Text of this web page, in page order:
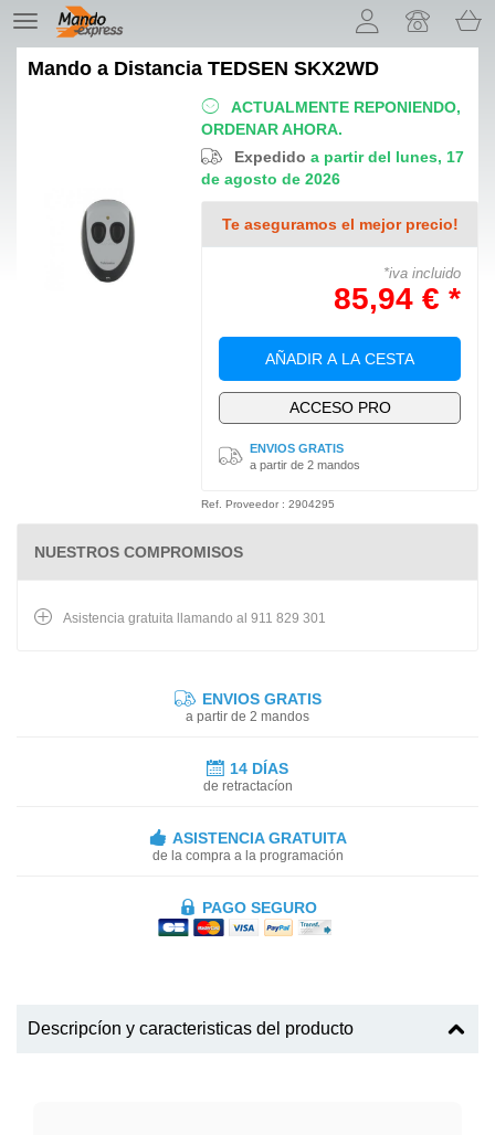
TE
navigation
Mando a Distancia TEDSEN SKX2WD
ACTUALMENTE REPONIENDO,
ORDENAR AHORA.
Expedidoa partir del lunes, 17
de agosto de 2026
Te aseguramos el mejor precio!
*iva incluido
85,94 € *
AÑADIR A LA CESTA
ACCESO PRO
ENVIOS GRATIS
a partir de 2 mandos
Ref. Proveedor : 2904295
NUESTROS COMPROMISOS
Asistencia gratuita llamando al 911 829 301
ENVIOS GRATIS
a partir de 2 mandos
14 DÍAS
de retractacíon
ASISTENCIA GRATUITA
de la compra a la programación
PAGO SEGURO
Descripcíon y caracteristicas del producto
¡Permítenos presentarte nuestras cookies!